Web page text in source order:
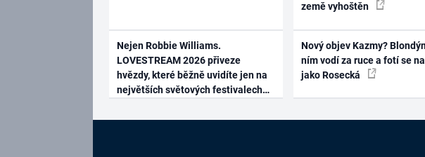
Nejen Robbie Williams.
LOVESTREAM 2026 přiveze
hvězdy, které běžně uvidíte jen na
největších světových festivalech
země vyhoštěn
Nový objev Kazmy?
ním vodí za ruce a fotí se
jako Rosecká